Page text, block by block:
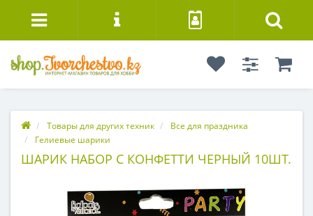
Товары для других техник
Все для праздника
Гелиевые шарики
ШАРИК НАБОР С КОНФЕТТИ ЧЕРНЫЙ 10ШТ.